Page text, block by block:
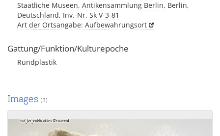
Staatliche Museen, Antikensammlung Berlin, Berlin,
Deutschland, Inv.-Nr. Sk V-3-81
Art der Ortsangabe: Aufbewahrungsort
Gattung/Funktion/Kulturepoche
Rundplastik
Images (3)